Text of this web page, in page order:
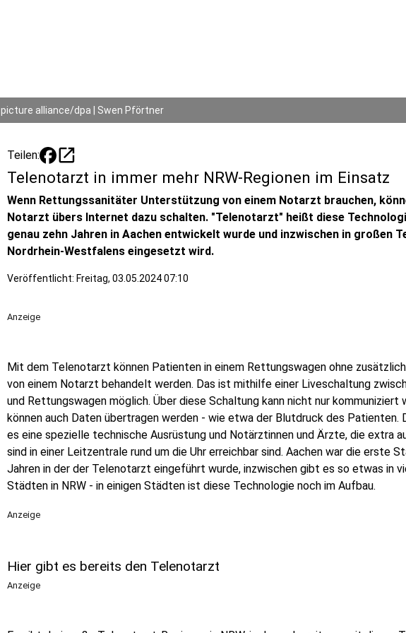
picture alliance/dpa | Swen Pförtner
Teilen: open_in_new
Telenotarzt in immer mehr NRW-Regionen im Einsatz
Wenn Rettungssanitäter Unterstützung von einem Notarzt brauchen,
Notarzt übers Internet dazu schalten. "Telenotarzt" heißt diese
genau zehn Jahren in Aachen entwickelt wurde und inzwischen in großen
Nordrhein-Westfalens eingesetzt wird.
Veröffentlicht: Freitag, 03.05.2024 07:10
Anzeige
Mit dem Telenotarzt können Patienten in einem Rettungswagen ohne
von einem Notarzt behandelt werden. Das ist mithilfe einer Liveschaltung
und Rettungswagen möglich. Über diese Schaltung kann nicht nur kommuniziert
können auch Daten übertragen werden - wie etwa der Blutdruck des Patienten.
es eine spezielle technische Ausrüstung und Notärztinnen und Ärzte, die extra
sind in einer Leitzentrale rund um die Uhr erreichbar sind. Aachen war die erste
Jahren in der der Telenotarzt eingeführt wurde, inzwischen gibt es so etwas in
Städten in NRW - in einigen Städten ist diese Technologie noch im Aufbau.
Anzeige
Hier gibt es bereits den Telenotarzt
Anzeige